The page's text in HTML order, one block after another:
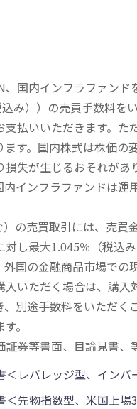
国内インフラファン
み））の売買手数料を
払いいただきます。
す。国内株式は株価
失が生じるおそれが
インフラファンドは
の売買取引には、売
し最大1.045％（税込
国の金融商品市場で
いただく場合は、購
別途手数料をいただ
。
券等書面、目論見書、
レバレッジ型、インバ
先物指数型、米国上